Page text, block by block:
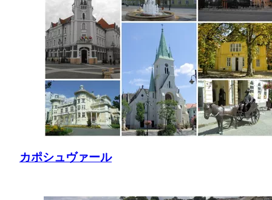
カポシュヴァール